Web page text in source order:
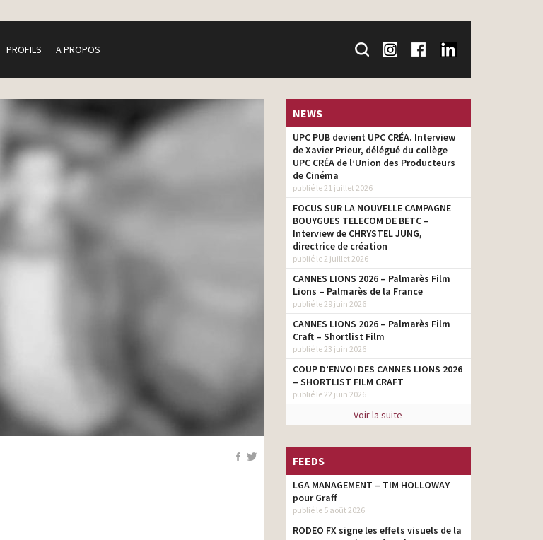
PROFILS A PROPOS
NEWS
UPC PUB devient UPC CRÉA. Interview
de Xavier Prieur, délégué du collège
UPC CRÉA de l’Union des Producteurs
de Cinéma
publié le 21 juillet 2026
FOCUS SUR LA NOUVELLE CAMPAGNE
BOUYGUES TELECOM DE BETC –
Interview de CHRYSTEL JUNG,
directrice de création
publié le 2 juillet 2026
CANNES LIONS 2026 – Palmarès Film
Lions – Palmarès de la France
publié le 29 juin 2026
CANNES LIONS 2026 – Palmarès Film
Craft – Shortlist Film
publié le 23 juin 2026
COUP D’ENVOI DES CANNES LIONS 2026
– SHORTLIST FILM CRAFT
publié le 22 juin 2026
Voir la suite
FEEDS
LGA MANAGEMENT – TIM HOLLOWAY
pour Graff
publié le 5 août 2026
RODEO FX signe les effets visuels de la